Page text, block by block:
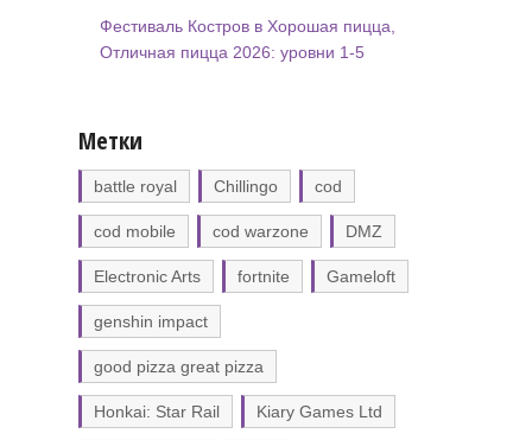
Фестиваль Костров в Хорошая пицца,
Отличная пицца 2026: уровни 1-5
Метки
battle royal Chillingo cod
cod mobile cod warzone DMZ
Electronic Arts fortnite Gameloft
genshin impact
good pizza great pizza
Honkai: Star Rail Kiary Games Ltd